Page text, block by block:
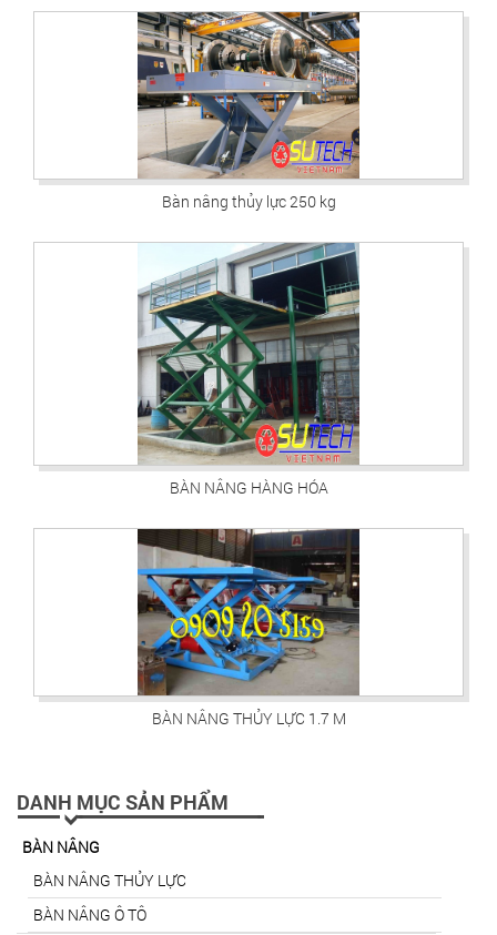
Bàn nâng thủy lực 250 kg
BÀN NÂNG HÀNG HÓA
BÀN NÂNG THỦY LỰC 1.7 M
DANH MỤC SẢN PHẨM
BÀN NÂNG
BÀN NÂNG THỦY LỰC
BÀN NÂNG Ô TÔ